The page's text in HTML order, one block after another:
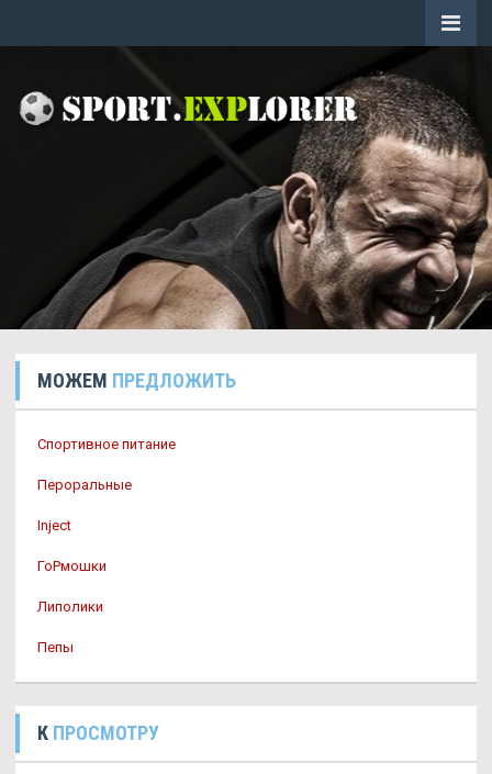
МОЖЕМ ПРЕДЛОЖИТЬ
Спортивное питание
Пероральные
Inject
ГоРмошки
Липолики
Пепы
К ПРОСМОТРУ